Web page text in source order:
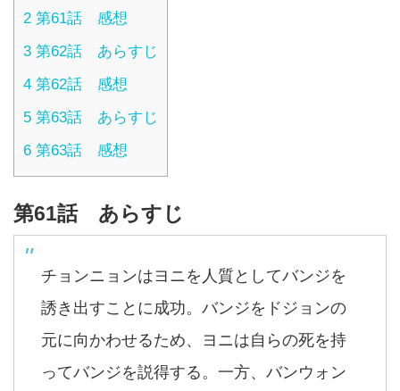
2 第61話 感想
3 第62話 あらすじ
4 第62話 感想
5 第63話 あらすじ
6 第63話 感想
第61話 あらすじ
チョンニョンはヨニを人質としてバンジを
誘き出すことに成功。バンジをドジョンの
元に向かわせるため、ヨニは自らの死を持
ってバンジを説得する。一方、バンウォン